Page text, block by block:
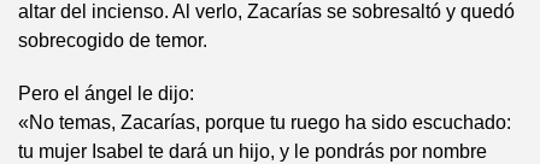
altar del incienso. Al verlo, Zacarías se sobresaltó y quedó
sobrecogido de temor.
Pero el ángel le dijo:
«No temas, Zacarías, porque tu ruego ha sido escuchado:
tu mujer Isabel te dará un hijo, y le pondrás por nombre